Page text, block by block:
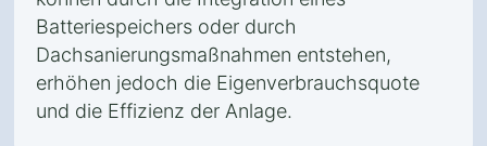
Batteriespeichers oder durch
Dachsanierungsmaßnahmen entstehen,
erhöhen jedoch die Eigenverbrauchsquote
und die Effizienz der Anlage.